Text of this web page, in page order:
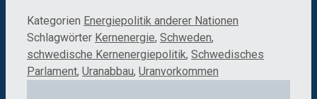
Kategorien Energiepolitik anderer Nationen
Schlagwörter Kernenergie, Schweden,
schwedische Kernenergiepolitik, Schwedisches
Parlament, Uranabbau, Uranvorkommen